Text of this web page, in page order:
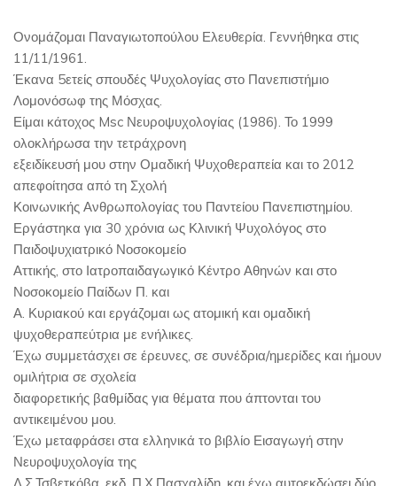
Ονομάζομαι Παναγιωτοπούλου Ελευθερία. Γεννήθηκα στις
11/11/1961.
Έκανα 5ετείς σπουδές Ψυχολογίας στο Πανεπιστήμιο
Λομονόσωφ της Μόσχας.
Είμαι κάτοχος Msc Νευροψυχολογίας (1986). Το 1999
ολοκλήρωσα την τετράχρονη
εξειδίκευσή μου στην Ομαδική Ψυχοθεραπεία και το 2012
απεφοίτησα από τη Σχολή
Κοινωνικής Ανθρωπολογίας του Παντείου Πανεπιστημίου.
Εργάστηκα για 30 χρόνια ως Κλινική Ψυχολόγος στο
Παιδοψυχιατρικό Νοσοκομείο
Αττικής, στο Ιατροπαιδαγωγικό Κέντρο Αθηνών και στο
Νοσοκομείο Παίδων Π. και
Α. Κυριακού και εργάζομαι ως ατομική και ομαδική
ψυχοθεραπεύτρια με ενήλικες.
Έχω συμμετάσχει σε έρευνες, σε συνέδρια/ημερίδες και ήμουν
ομιλήτρια σε σχολεία
διαφορετικής βαθμίδας για θέματα που άπτονται του
αντικειμένου μου.
Έχω μεταφράσει στα ελληνικά το βιβλίο Εισαγωγή στην
Νευροψυχολογία της